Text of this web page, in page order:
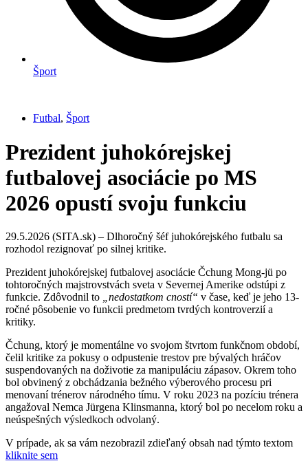
Šport
Futbal, Šport
Prezident juhokórejskej
futbalovej asociácie po MS
2026 opustí svoju funkciu
29.5.2026 (SITA.sk) – Dlhoročný šéf juhokórejského futbalu sa
rozhodol rezignovať po silnej kritike.
Prezident juhokórejskej futbalovej asociácie Čchung Mong-jü po
tohtoročných majstrovstvách sveta v Severnej Amerike odstúpi z
funkcie. Zdôvodnil to
„nedostatkom cností“ v čase, keď je jeho 13-
ročné pôsobenie vo funkcii predmetom tvrdých kontroverzií a
kritiky.
Čchung, ktorý je momentálne vo svojom štvrtom funkčnom období,
čelil kritike za pokusy o odpustenie trestov pre bývalých hráčov
suspendovaných na doživotie za manipuláciu zápasov. Okrem toho
bol obvinený z obchádzania bežného výberového procesu pri
menovaní trénerov národného tímu. V roku 2023 na pozíciu trénera
angažoval Nemca Jürgena Klinsmanna, ktorý bol po necelom roku a
neúspešných výsledkoch odvolaný.
V prípade, ak sa vám nezobrazil zdieľaný obsah nad týmto textom
kliknite sem